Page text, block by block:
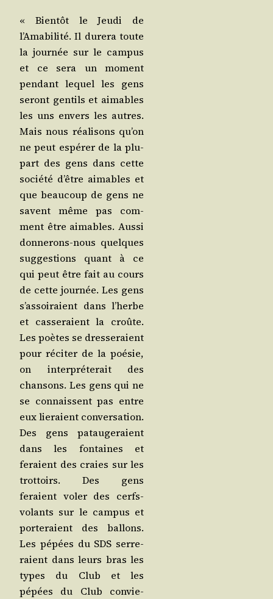
« Bien­tôt le Jeu­di de
l’Amabilité. Il dure­ra toute
la jour­née sur le cam­pus
et ce sera un moment
pen­dant lequel les gens
seront gen­tils et aimables
les uns envers les autres.
Mais nous réa­li­sons qu’on
ne peut espé­rer de la plu­
part des gens dans cette
socié­té d’être aimables et
que beau­coup de gens ne
savent même pas com­
ment être aimables. Aus­si
don­ne­rons-nous quelques
sug­ges­tions quant à ce
qui peut être fait au cours
de cette jour­née. Les gens
s’assoiraient dans l’herbe
et cas­se­raient la croûte.
Les poètes se dres­se­raient
pour réci­ter de la poé­sie,
on inter­pré­te­rait des
chan­sons. Les gens qui ne
se connaissent pas entre
eux lie­raient conver­sa­tion.
Des gens patau­ge­raient
dans les fon­taines et
feraient des craies sur les
trot­toirs. Des gens
feraient voler des cerfs-
volants sur le cam­pus et
por­te­raient des bal­lons.
Les pépées du SDS ser­re­
raient dans leurs bras les
types du Club et les
pépées du Club convie­